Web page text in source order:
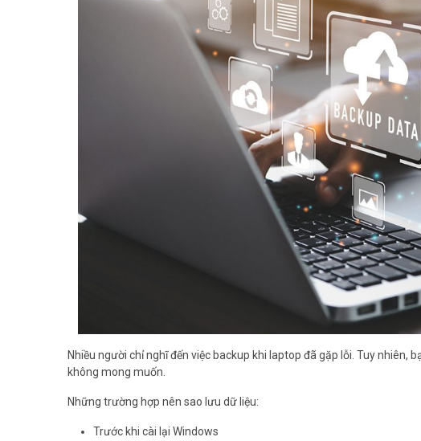
Nhiều người chỉ nghĩ đến việc backup khi laptop đã gặp lỗi. Tuy nhiên,
không mong muốn.
Những trường hợp nên sao lưu dữ liệu:
Trước khi cài lại Windows